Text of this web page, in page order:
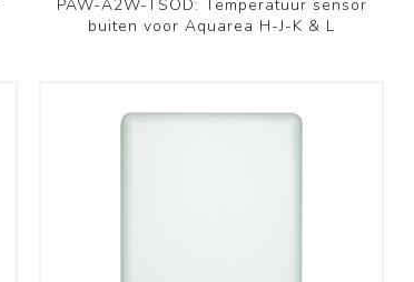
PAW-A2W-TSOD: Temperatuur sensor
buiten voor Aquarea H-J-K & L